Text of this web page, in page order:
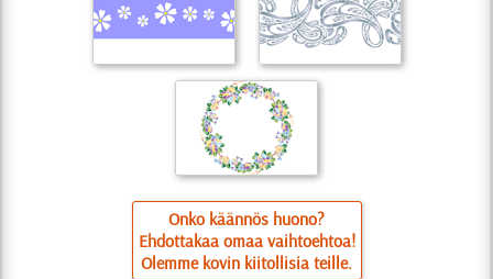
Onko käännös huono?
Ehdottakaa omaa vaihtoehtoa!
Olemme kovin kiitollisia teille.